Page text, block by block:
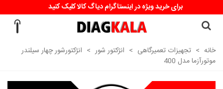
برای خرید ویژه در اینستاگرام دیاگ کالا کلیک کنید
خانه > تجهیزات تعمیرگاهی > انژکتور شور > انژکتورشور چهار سیلندر
موتورآزما مدل 400